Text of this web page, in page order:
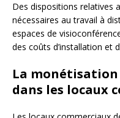
Des dispositions relatives
nécessaires au travail à
espaces de
des coûts d’installation et
La monétisation
dans les locaux